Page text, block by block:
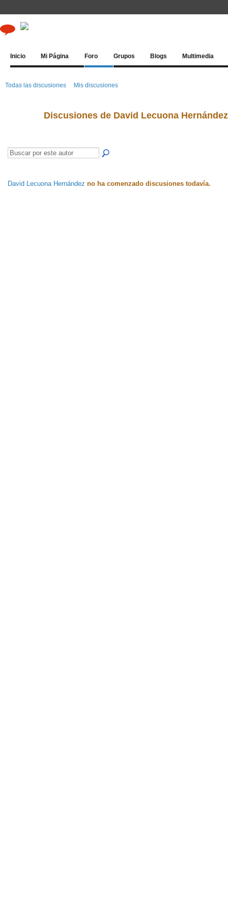
Inicio Mi Página Foro Grupos Blogs Multimedia
Todas las discusiones Mis discusiones
Discusiones de David Lecuona
David Lecuona Hernández no ha comenzado discusiones todavía.